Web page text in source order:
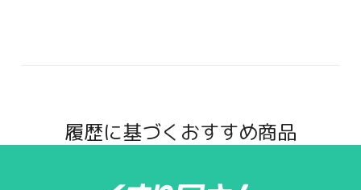
履歴に基づくおすすめ商品